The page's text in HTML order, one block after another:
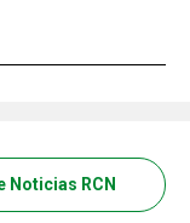
Noticias RCN